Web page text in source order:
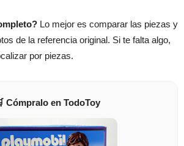
Lo mejor es comparar las piezas y
de la referencia original. Si te falta algo,
por piezas.
Cómpralo en TodoToy